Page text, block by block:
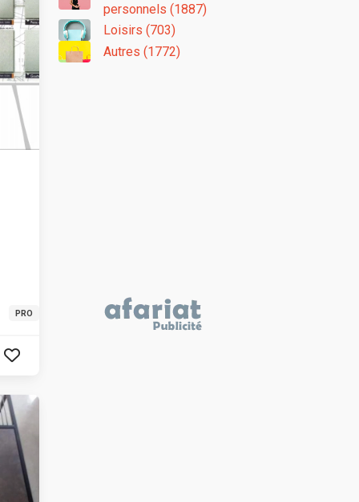
PRO
personnels (1887)
Loisirs (703)
Autres (1772)